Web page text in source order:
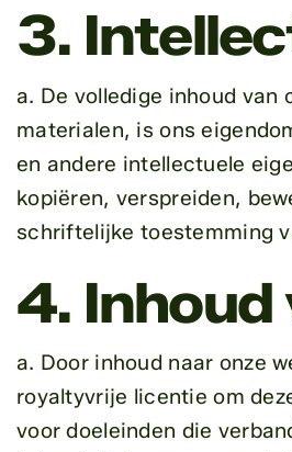
3.
a. De volledige inhoud van
materialen, is ons
en andere intellectuele
kopiëren, verspreiden,
schriftelijke toestemming
4. Inhoud
a. Door inhoud naar onze
royaltyvrije licentie om
voor doeleinden die